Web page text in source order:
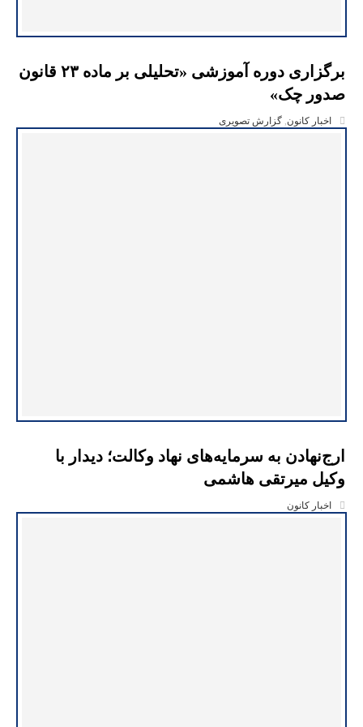
برگزاری دوره آموزشی «تحلیلی بر ماده ۲۳ قانون
صدور چک»
اخبار کانون ,گزارش تصویری
ارج‌نهادن به سرمایه‌های نهاد وکالت؛ دیدار با
وکیل میرتقی هاشمی
اخبار کانون